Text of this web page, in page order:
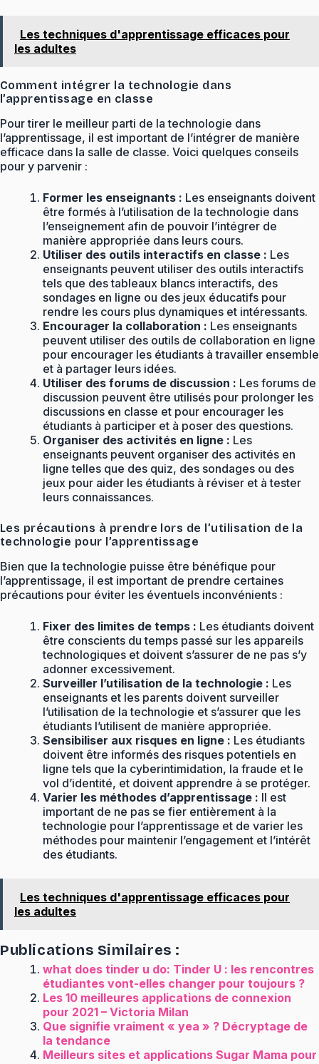
Les techniques d'apprentissage efficaces pour
les adultes
Comment intégrer la technologie dans
l’apprentissage en classe
Pour tirer le meilleur parti de la technologie dans
l’apprentissage, il est important de l’intégrer de manière
efficace dans la salle de classe. Voici quelques conseils
pour y parvenir :
Former les enseignants : Les enseignants doivent
être formés à l’utilisation de la technologie dans
l’enseignement afin de pouvoir l’intégrer de
manière appropriée dans leurs cours.
Utiliser des outils interactifs en classe : Les
enseignants peuvent utiliser des outils interactifs
tels que des tableaux blancs interactifs, des
sondages en ligne ou des jeux éducatifs pour
rendre les cours plus dynamiques et intéressants.
Encourager la collaboration : Les enseignants
peuvent utiliser des outils de collaboration en ligne
pour encourager les étudiants à travailler ensemble
et à partager leurs idées.
Utiliser des forums de discussion : Les forums de
discussion peuvent être utilisés pour prolonger les
discussions en classe et pour encourager les
étudiants à participer et à poser des questions.
Organiser des activités en ligne : Les
enseignants peuvent organiser des activités en
ligne telles que des quiz, des sondages ou des
jeux pour aider les étudiants à réviser et à tester
leurs connaissances.
Les précautions à prendre lors de l’utilisation de la
technologie pour l’apprentissage
Bien que la technologie puisse être bénéfique pour
l’apprentissage, il est important de prendre certaines
précautions pour éviter les éventuels inconvénients :
Fixer des limites de temps : Les étudiants doivent
être conscients du temps passé sur les appareils
technologiques et doivent s’assurer de ne pas s’y
adonner excessivement.
Surveiller l’utilisation de la technologie : Les
enseignants et les parents doivent surveiller
l’utilisation de la technologie et s’assurer que les
étudiants l’utilisent de manière appropriée.
Sensibiliser aux risques en ligne : Les étudiants
doivent être informés des risques potentiels en
ligne tels que la cyberintimidation, la fraude et le
vol d’identité, et doivent apprendre à se protéger.
Varier les méthodes d’apprentissage : Il est
important de ne pas se fier entièrement à la
technologie pour l’apprentissage et de varier les
méthodes pour maintenir l’engagement et l’intérêt
des étudiants.
Les techniques d'apprentissage efficaces pour
les adultes
Publications Similaires :
what does tinder u do: Tinder U : les rencontres
étudiantes vont-elles changer pour toujours ?
Les 10 meilleures applications de connexion
pour 2021 – Victoria Milan
Que signifie vraiment « yea » ? Décryptage de
la tendance
Meilleurs sites et applications Sugar Mama pour